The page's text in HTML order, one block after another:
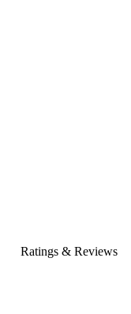
Ratings & Reviews